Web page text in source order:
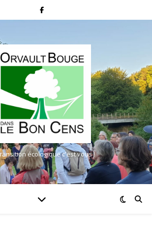
écologique c'est vous !